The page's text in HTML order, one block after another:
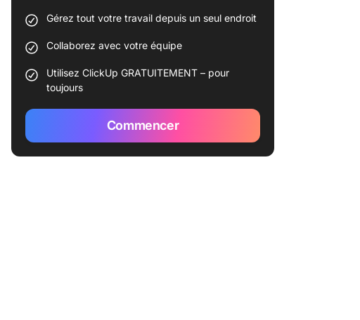
Gérez tout votre travail depuis un seul endroit
Collaborez avec votre équipe
Utilisez ClickUp GRATUITEMENT – pour
toujours
Commencer